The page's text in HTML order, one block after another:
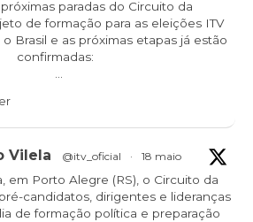
paradas do Circuito da
de formação para as eleições ITV
Brasil e as próximas etapas já estão
confirmadas:
Grosso - 28/05
Vilela @itv_oficial · 18 maio
em Porto Alegre (RS), o Circuito da
candidatos, dirigentes e lideranças
de formação política e preparação